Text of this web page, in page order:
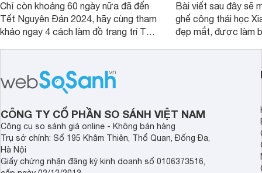
Chỉ còn khoảng 60 ngày nữa đã đến
Tết Nguyên Đán 2024, hãy cùng tham
khảo ngay 4 cách làm đồ trang trí Tết
Bài viết sau đây sẽ
ghế công thái học
đẹp mắt, được làm
CÔNG TY CỔ PHẦN SO SÁNH VIỆT NAM
Công cụ so sánh giá online - Không bán hàng
Trụ sở chính: Số 195 Khâm Thiên, Thổ Quan, Đống Đa,
Hà Nội
Giấy chứng nhận đăng ký kinh doanh số 0106373516,